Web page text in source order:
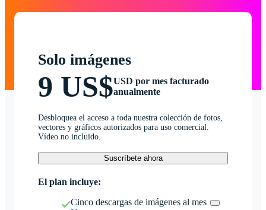
Solo imágenes
9 US$USD por mes facturado
anualmente
Desbloquea el acceso a toda nuestra colección de fotos,
vectores y gráficos autorizados para uso comercial.
Vídeo no incluido.
Suscríbete ahora
El plan incluye:
Cinco descargas de imágenes al mes